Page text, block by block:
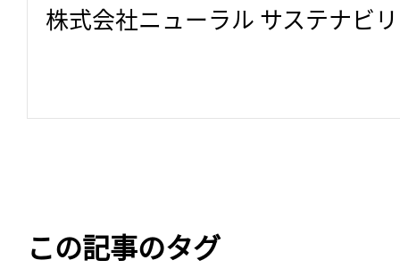
株式会社ニューラル サステナビ
この記事のタグ